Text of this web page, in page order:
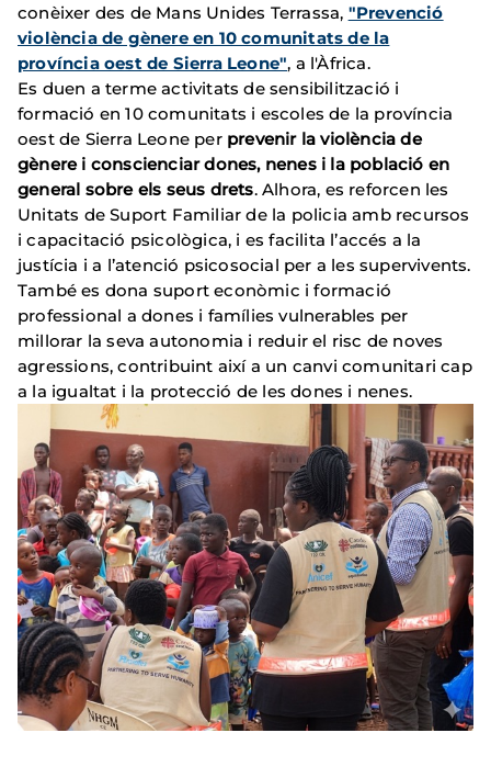
conèixer des de Mans Unides Terrassa, "Prevenció
violència de gènere en 10 comunitats de la
província oest de Sierra Leone", a l'Àfrica.
Es duen a terme activitats de sensibilització i
formació en 10 comunitats i escoles de la província
oest de Sierra Leone per prevenir la violència de
gènere i conscienciar dones, nenes i la població en
general sobre els seus drets. Alhora, es reforcen les
Unitats de Suport Familiar de la policia amb recursos
i capacitació psicològica, i es facilita l’accés a la
justícia i a l’atenció psicosocial per a les supervivents.
També es dona suport econòmic i formació
professional a dones i famílies vulnerables per
millorar la seva autonomia i reduir el risc de noves
agressions, contribuint així a un canvi comunitari cap
a la igualtat i la protecció de les dones i nenes.